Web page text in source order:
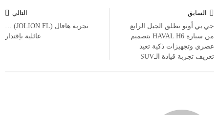
المقالات
السابق
‎جي بي أوتو تطلق الجيل الرابع
من سيارة HAVAL H6 بتصميم
عصري وتجهيزات ذكية تعيد
تعريف تجربة قيادة الـSUV
التالي
تجربة هافال (JOLION FL) …
عائلية بإقتدار